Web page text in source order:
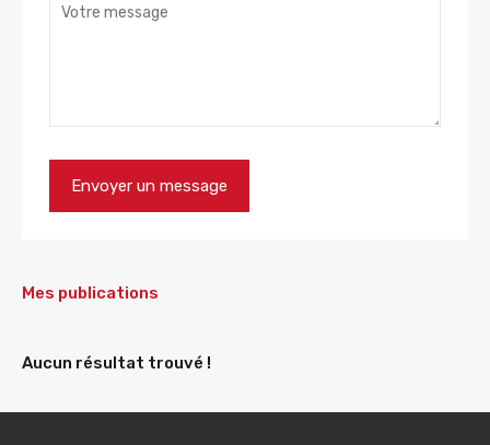
Mes publications
Aucun résultat trouvé !